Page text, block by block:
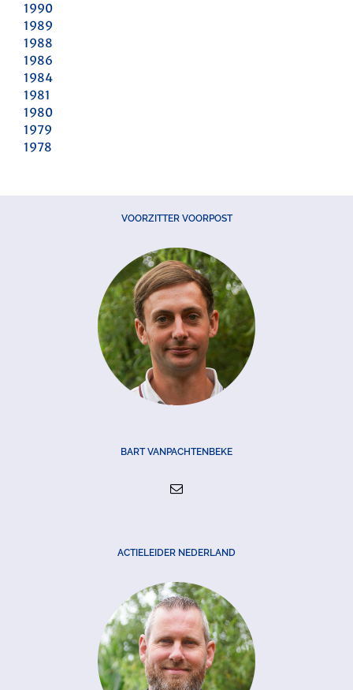
1990
1989
1988
1986
1984
1981
1980
1979
1978
VOORZITTER VOORPOST
BART VANPACHTENBEKE
ACTIELEIDER NEDERLAND